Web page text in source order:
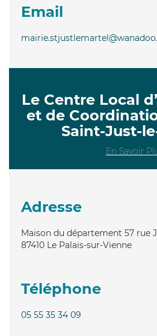
Email
Le Centre Local
et de
Saint-Just-
En Savoir
Adresse
Maison du département 57 rue
87410 Le Palais-sur-Vienne
Téléphone
05 55 35 34 09